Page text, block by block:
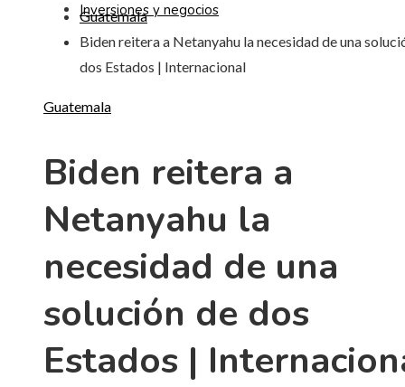
Inversiones y negocios
Guatemala
Biden reitera a Netanyahu la necesidad de una
dos Estados | Internacional
Guatemala
Biden reitera a
Netanyahu la
necesidad de una
solución de dos
Estados |